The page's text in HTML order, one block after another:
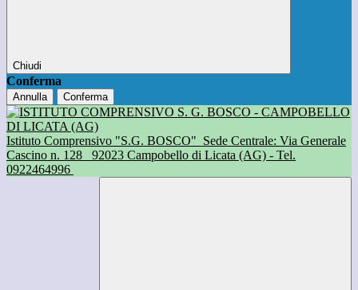
Chiudi
Conferma
Annulla Conferma
Istituto Comprensivo "S.G. BOSCO" Sede Centrale: Via Generale
Cascino n. 128
92023 Campobello di Licata (AG) - Tel.
0922464996